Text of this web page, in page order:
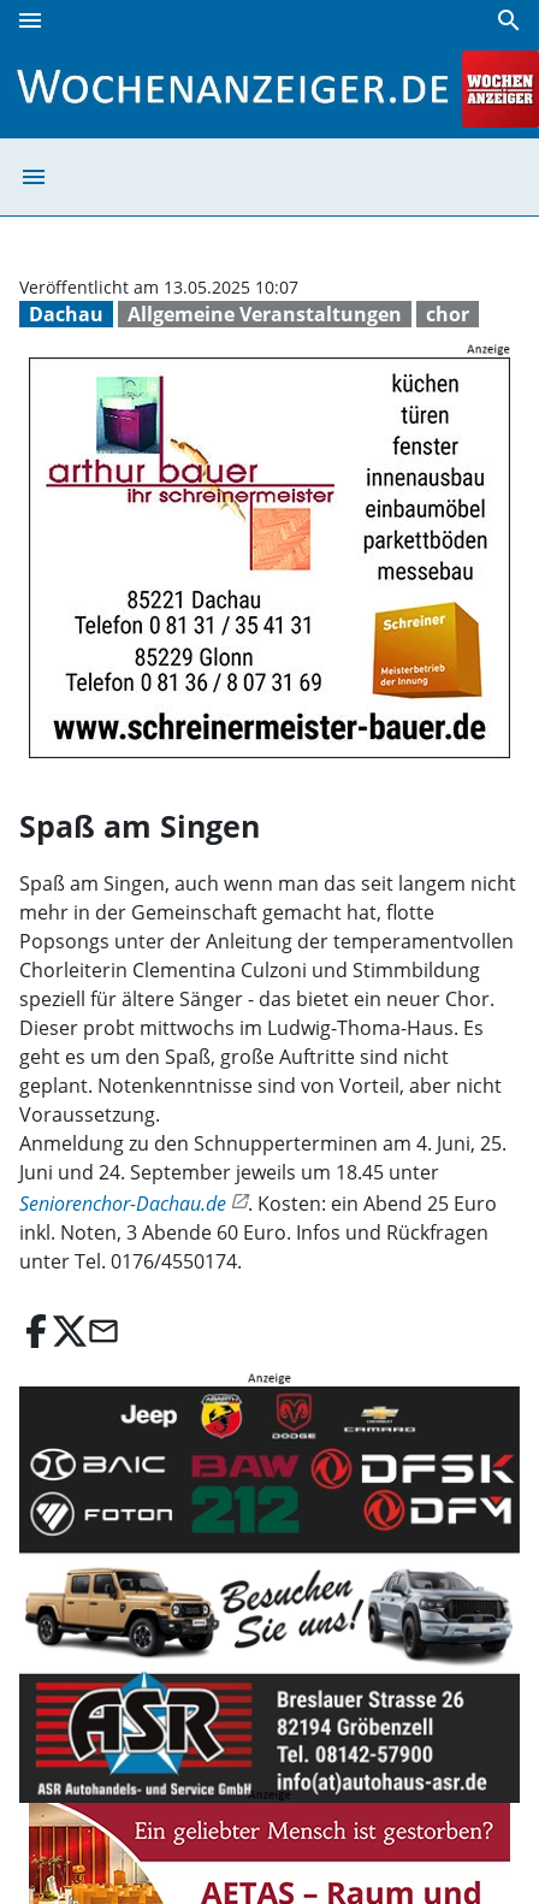
menu search
menu
Dachau Allgemeine Veranstaltungen chor
Veröffentlicht am 13.05.2025 10:07
Spaß am Singen
Spaß am Singen, auch wenn man das seit langem nicht
mehr in der Gemeinschaft gemacht hat, flotte
Popsongs unter der Anleitung der temperamentvollen
Chorleiterin Clementina Culzoni und Stimmbildung
speziell für ältere Sänger - das bietet ein neuer Chor.
Dieser probt mittwochs im Ludwig-Thoma-Haus. Es
geht es um den Spaß, große Auftritte sind nicht
geplant. Notenkenntnisse sind von Vorteil, aber nicht
Voraussetzung.
Anmeldung zu den Schnupperterminen am 4. Juni, 25.
Juni und 24. September jeweils um 18.45 unter
Seniorenchor-Dachau.de
. Kosten: ein Abend 25 Euro
inkl. Noten, 3 Abende 60 Euro. Infos und Rückfragen
unter Tel. 0176/4550174.
email